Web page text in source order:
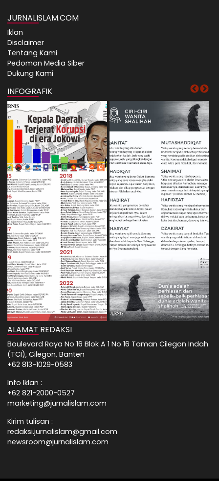
JURNALISLAM.COM
Iklan
Disclaimer
Tentang Kami
Pedoman Media Siber
Dukung Kami
INFOGRAFIK
ALAMAT REDAKSI
Boulevard Raya No 16 Blok A 1 No 16 Taman Cilegon Indah
(TCI), Cilegon, Banten
+62 813-1029-0583
Info Iklan :
+62 821-2000-0527
marketing@jurnalislam.com
Kirim tulisan :
redaksi.jurnalislam@gmail.com
newsroom@jurnalislam.com